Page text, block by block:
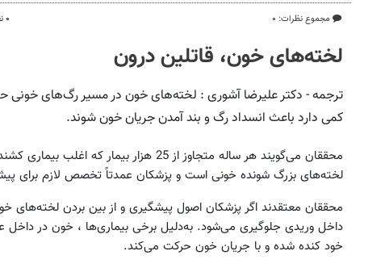
مجموع نظرات: ۰ ۰ نفر
لخته‌های خون، قاتلین درون
ترجمه - دکتر علیرضا آشوری : لخته‌های خون در مسیر رگ‌های
کمی دارد باعث انسداد رگ و بند آمدن جریان خون شوند.
محققان می‌گویند هر ساله متجاوز از 25 هزار
لخته‌های بزرگ شونده خونی است و پزشکان عمدتاً تخصص لازم برای
محققان معتقدند اگر پزشکان اصول پیشگیری و از بین بردن لخته‌های
داخل وریدی جلوگیری می‌شود. به‌دلیل برخی بیماری‌ها ، خون در داخل
خود کنده شده و با جریان خون حرکت می‌کند.